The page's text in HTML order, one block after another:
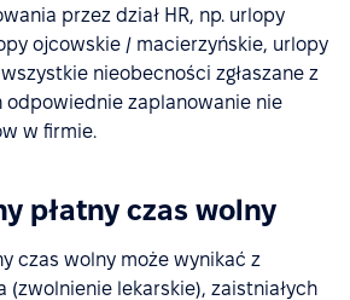
przez dział HR, np. urlopy
ojcowskie / macierzyńskie, urlopy
nieobecności zgłaszane z
odpowiednie zaplanowanie nie
w firmie.
płatny czas wolny
czas wolny może wynikać z
(zwolnienie lekarskie), zaistniałych